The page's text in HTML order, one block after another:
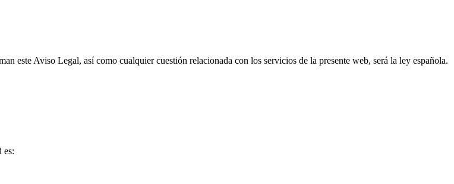
este Aviso Legal, así como cualquier cuestión relacionada con los servicios de la presente web, será la ley española.
es: